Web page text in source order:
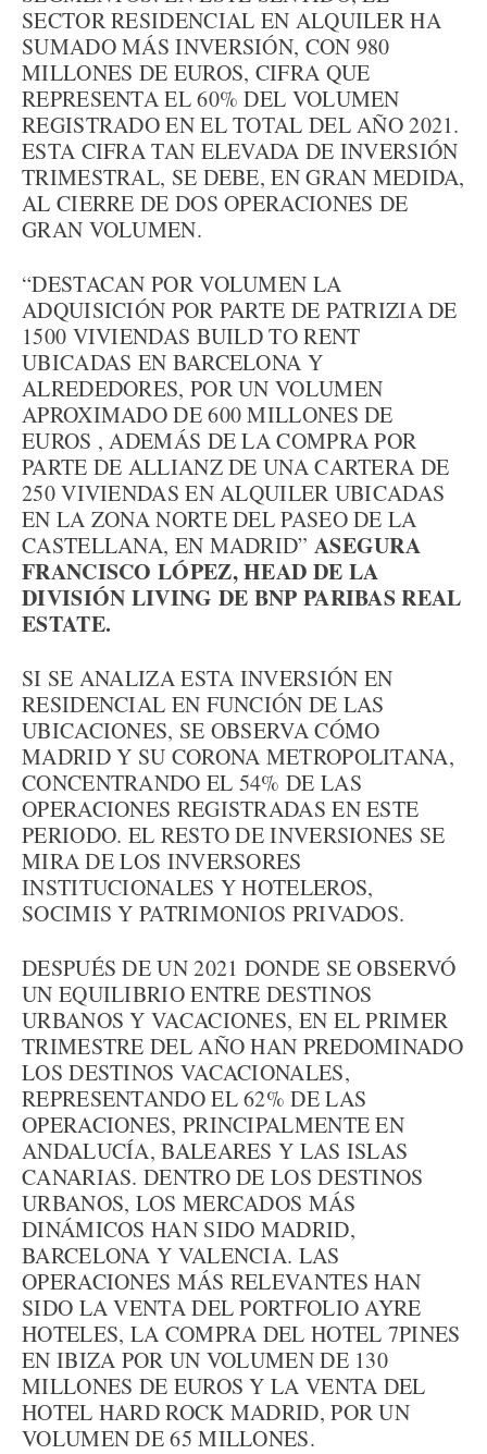
SECTOR RESIDENCIAL EN ALQUILER HA
SUMADO MÁS INVERSIÓN, CON 980
MILLONES DE EUROS, CIFRA QUE
REPRESENTA EL 60% DEL VOLUMEN
REGISTRADO EN EL TOTAL DEL AÑO 2021.
ESTA CIFRA TAN ELEVADA DE INVERSIÓN
TRIMESTRAL, SE DEBE, EN GRAN MEDIDA,
AL CIERRE DE DOS OPERACIONES DE
GRAN VOLUMEN.
“DESTACAN POR VOLUMEN LA
ADQUISICIÓN POR PARTE DE PATRIZIA DE
1500 VIVIENDAS BUILD TO RENT
UBICADAS EN BARCELONA Y
ALREDEDORES, POR UN VOLUMEN
APROXIMADO DE 600 MILLONES DE
EUROS , ADEMÁS DE LA COMPRA POR
PARTE DE ALLIANZ DE UNA CARTERA DE
250 VIVIENDAS EN ALQUILER UBICADAS
EN LA ZONA NORTE DEL PASEO DE LA
CASTELLANA, EN MADRID” ASEGURA
FRANCISCO LÓPEZ, HEAD DE LA
DIVISIÓN LIVING DE BNP PARIBAS REAL
ESTATE.
SI SE ANALIZA ESTA INVERSIÓN EN
RESIDENCIAL EN FUNCIÓN DE LAS
UBICACIONES, SE OBSERVA CÓMO
MADRID Y SU CORONA METROPOLITANA,
CONCENTRANDO EL 54% DE LAS
OPERACIONES REGISTRADAS EN ESTE
PERIODO. EL RESTO DE INVERSIONES SE
MIRA DE LOS INVERSORES
INSTITUCIONALES Y HOTELEROS,
SOCIMIS Y PATRIMONIOS PRIVADOS.
DESPUÉS DE UN 2021 DONDE SE OBSERVÓ
UN EQUILIBRIO ENTRE DESTINOS
URBANOS Y VACACIONES, EN EL PRIMER
TRIMESTRE DEL AÑO HAN PREDOMINADO
LOS DESTINOS VACACIONALES,
REPRESENTANDO EL 62% DE LAS
OPERACIONES, PRINCIPALMENTE EN
ANDALUCÍA, BALEARES Y LAS ISLAS
CANARIAS. DENTRO DE LOS DESTINOS
URBANOS, LOS MERCADOS MÁS
DINÁMICOS HAN SIDO MADRID,
BARCELONA Y VALENCIA. LAS
OPERACIONES MÁS RELEVANTES HAN
SIDO LA VENTA DEL PORTFOLIO AYRE
HOTELES, LA COMPRA DEL HOTEL 7PINES
EN IBIZA POR UN VOLUMEN DE 130
MILLONES DE EUROS Y LA VENTA DEL
HOTEL HARD ROCK MADRID, POR UN
VOLUMEN DE 65 MILLONES.